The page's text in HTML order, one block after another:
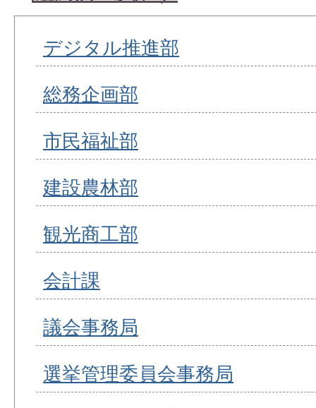
デジタル推進部
総務企画部
市民福祉部
建設農林部
観光商工部
会計課
議会事務局
選挙管理委員会事務局